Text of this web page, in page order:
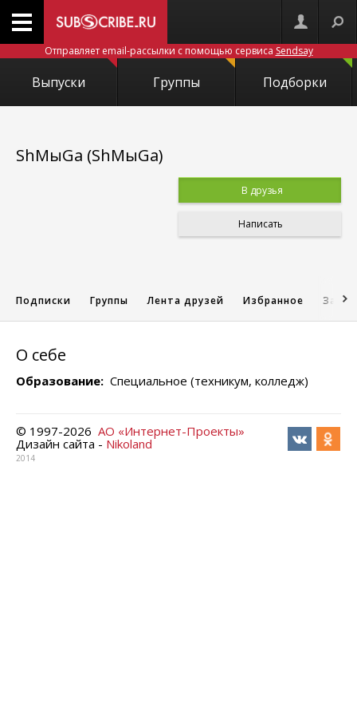
Отправляет email-рассылки с помощью сервиса Sendsay
Выпуски Группы Подборки
ShMыGa (ShMыGa)
В друзья
Написать
Подписки Группы Лента друзей Избранное
О себе
Образование: Специальное (техникум, колледж)
© 1997-2026 АО «Интернет-Проекты»
Дизайн сайта - Nikoland
2014